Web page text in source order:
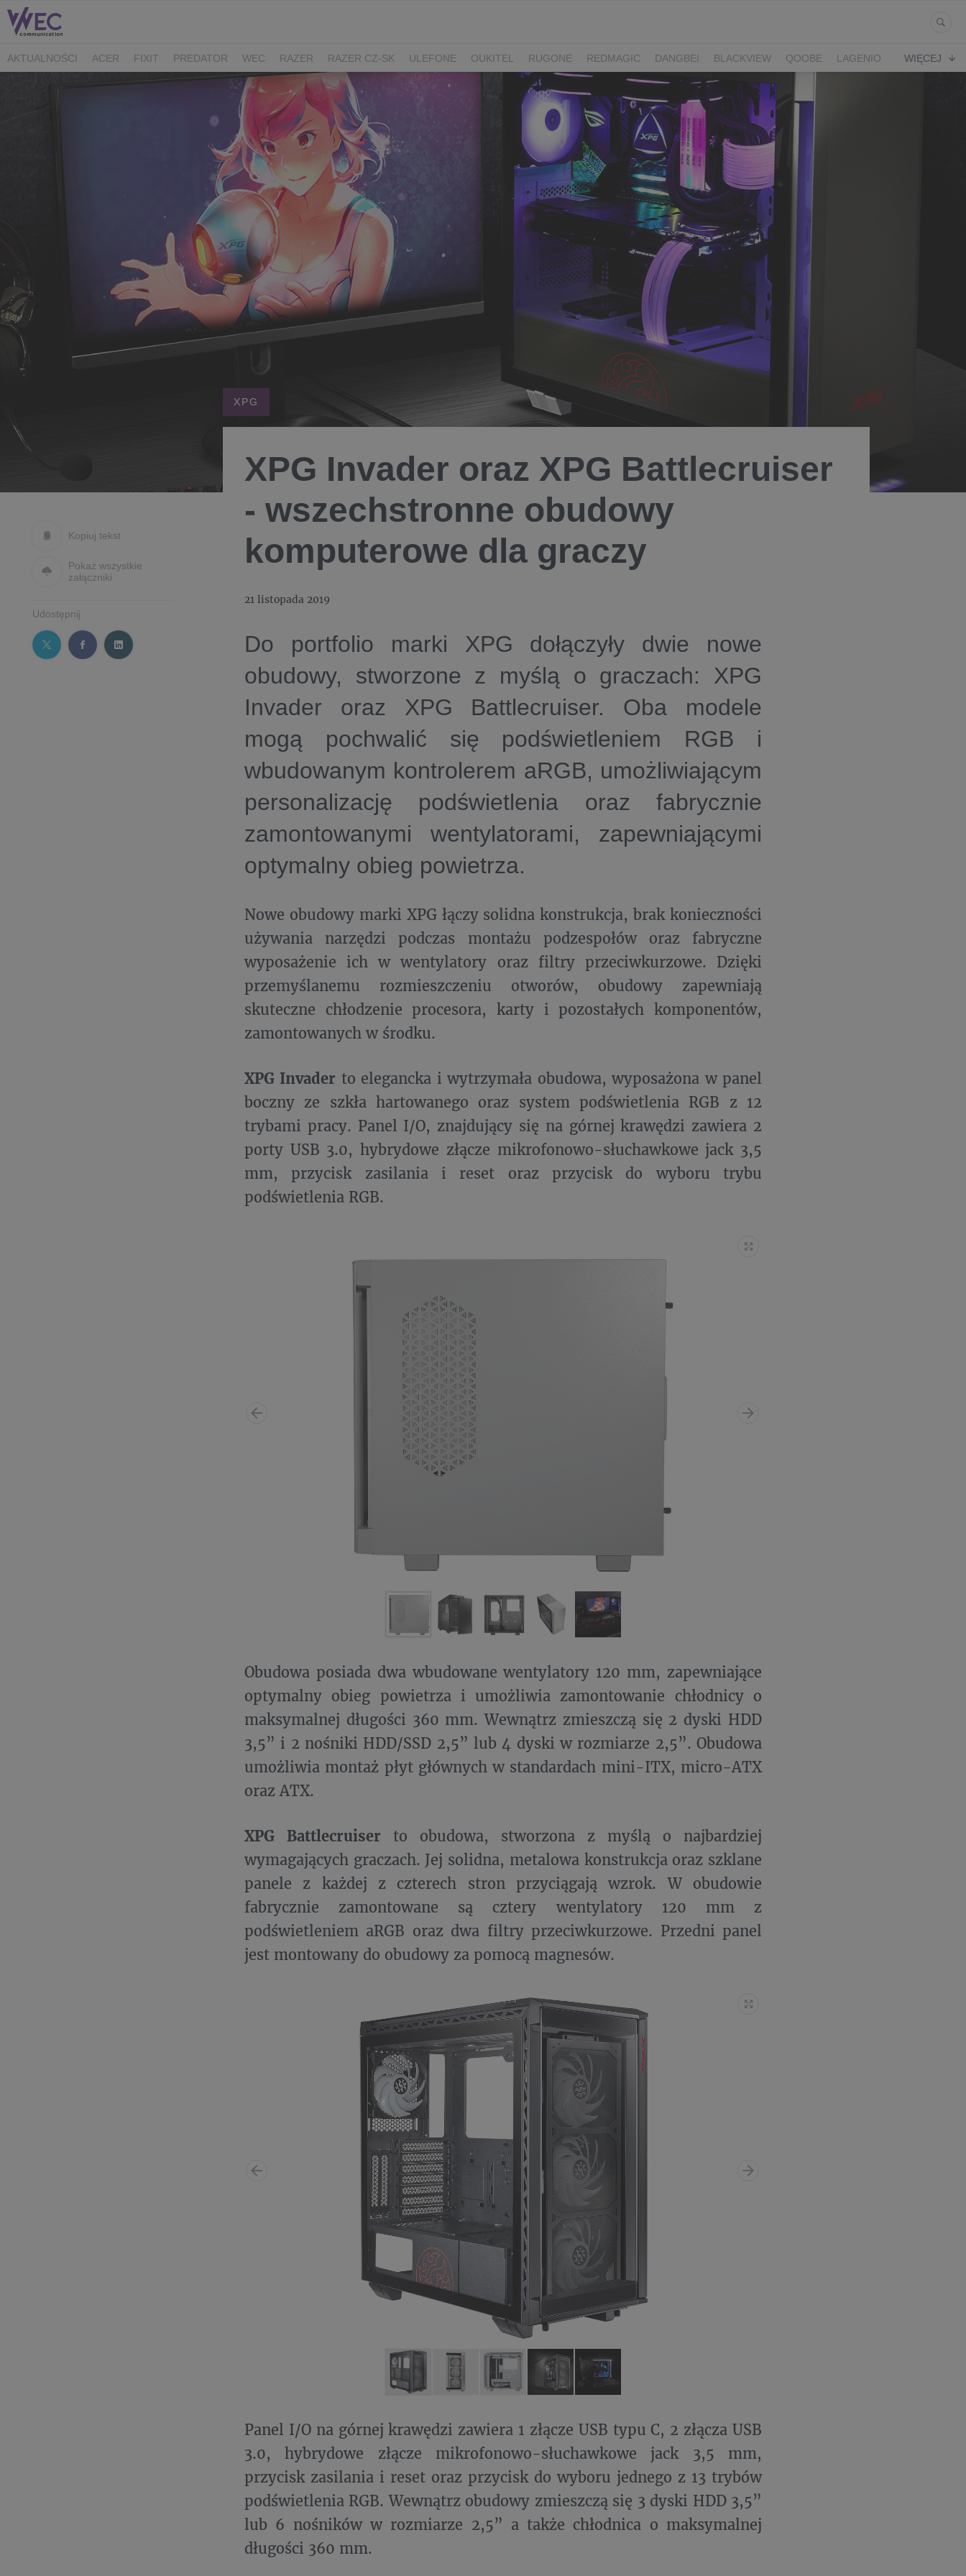
AKTUALNOŚCI ACER FIXIT PREDATOR WEC RAZER RAZER CZ-SK ULEFONE OUKITEL RUGONE REDMAGIC DANGBEI BLACKVIEW QOOBE
LAGENIO
AUDEEO TCL GAM3RS_X XPG ADATA
WIĘCEJ
Kopiuj tekst
Pokaż wszystkie
załączniki
Udostępnij
XPG
XPG Invader oraz XPG Battlecruiser
- wszechstronne obudowy
komputerowe dla graczy
21 listopada 2019
Do portfolio marki XPG dołączyły dwie nowe
obudowy, stworzone z myślą o graczach: XPG
Invader oraz XPG Battlecruiser. Oba modele
mogą pochwalić się podświetleniem RGB i
wbudowanym kontrolerem aRGB, umożliwiającym
personalizację podświetlenia oraz fabrycznie
zamontowanymi wentylatorami, zapewniającymi
optymalny obieg powietrza.
Nowe obudowy marki XPG łączy solidna konstrukcja, brak konieczności
używania narzędzi podczas montażu podzespołów oraz fabryczne
wyposażenie ich w wentylatory oraz filtry przeciwkurzowe. Dzięki
przemyślanemu rozmieszczeniu otworów, obudowy zapewniają
skuteczne chłodzenie procesora, karty i pozostałych komponentów,
zamontowanych w środku.
XPG Invader to elegancka i wytrzymała obudowa, wyposażona w panel
boczny ze szkła hartowanego oraz system podświetlenia RGB z 12
trybami pracy. Panel I/O, znajdujący się na górnej krawędzi zawiera 2
porty USB 3.0, hybrydowe złącze mikrofonowo-słuchawkowe jack 3,5
mm, przycisk zasilania i reset oraz przycisk do wyboru trybu
podświetlenia RGB.
Obudowa posiada dwa wbudowane wentylatory 120 mm, zapewniające
optymalny obieg powietrza i umożliwia zamontowanie chłodnicy o
maksymalnej długości 360 mm. Wewnątrz zmieszczą się 2 dyski HDD
3,5” i 2 nośniki HDD/SSD 2,5” lub 4 dyski w rozmiarze 2,5”. Obudowa
umożliwia montaż płyt głównych w standardach mini-ITX, micro-ATX
oraz ATX.
XPG Battlecruiser to obudowa, stworzona z myślą o najbardziej
wymagających graczach. Jej solidna, metalowa konstrukcja oraz szklane
panele z każdej z czterech stron przyciągają wzrok. W obudowie
fabrycznie zamontowane są cztery wentylatory 120 mm z
podświetleniem aRGB oraz dwa filtry przeciwkurzowe. Przedni panel
jest montowany do obudowy za pomocą magnesów.
Panel I/O na górnej krawędzi zawiera 1 złącze USB typu C, 2 złącza USB
3.0, hybrydowe złącze mikrofonowo-słuchawkowe jack 3,5 mm,
przycisk zasilania i reset oraz przycisk do wyboru jednego z 13 trybów
podświetlenia RGB. Wewnątrz obudowy zmieszczą się 3 dyski HDD 3,5”
lub 6 nośników w rozmiarze 2,5” a także chłodnica o maksymalnej
długości 360 mm.